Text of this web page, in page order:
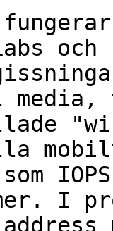
och
I